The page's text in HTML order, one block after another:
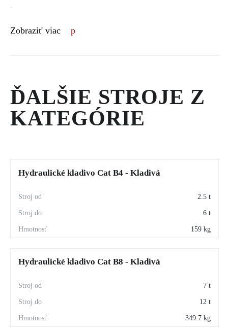
.
Zobraziť viac
ĎALŠIE STROJE Z
KATEGÓRIE
Hydraulické kladivo Cat B4 - Kladivá
2.5 t
6 t
159 kg
Hydraulické kladivo Cat B8 - Kladivá
7 t
12 t
349.7 kg